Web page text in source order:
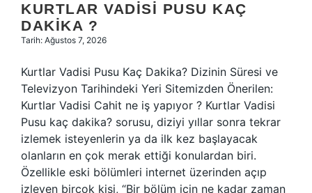
KURTLAR VADISI PUSU KAÇ
DAKIKA ?
Tarih: Ağustos 7, 2026
Kurtlar Vadisi Pusu Kaç Dakika? Dizinin Süresi ve
Televizyon Tarihindeki Yeri Sitemizden Önerilen:
Kurtlar Vadisi Cahit ne iş yapıyor ? Kurtlar Vadisi
Pusu kaç dakika? sorusu, diziyi yıllar sonra tekrar
izlemek isteyenlerin ya da ilk kez başlayacak
olanların en çok merak ettiği konulardan biri.
Özellikle eski bölümleri internet üzerinden açıp
izleyen birçok kişi, “Bir bölüm için ne kadar zaman